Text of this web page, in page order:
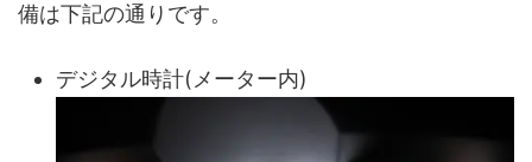
備は下記の通りです。
デジタル時計(メーター内)